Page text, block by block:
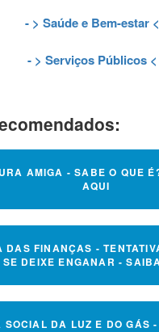
- > Saúde e Bem-estar
- > Serviços Públicos
AMIGA - SABE O QUE
AQUI
DAS FINANÇAS -
DEIXE ENGANAR -
SOCIAL DA LUZ E DO GÁS